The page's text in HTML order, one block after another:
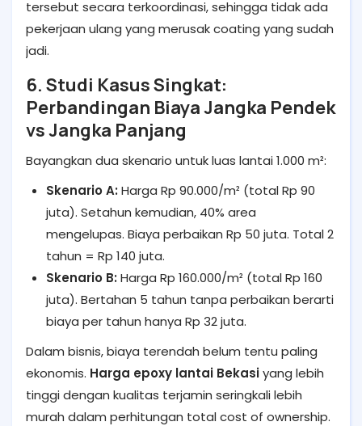
tersebut secara terkoordinasi, sehingga tidak ada
pekerjaan ulang yang merusak coating yang sudah
jadi.
6. Studi Kasus Singkat:
Perbandingan Biaya Jangka Pendek
vs Jangka Panjang
Bayangkan dua skenario untuk luas lantai 1.000 m²:
Skenario A: Harga Rp 90.000/m² (total Rp 90
juta). Setahun kemudian, 40% area
mengelupas. Biaya perbaikan Rp 50 juta. Total 2
tahun = Rp 140 juta.
Skenario B: Harga Rp 160.000/m² (total Rp 160
juta). Bertahan 5 tahun tanpa perbaikan berarti
biaya per tahun hanya Rp 32 juta.
Dalam bisnis, biaya terendah belum tentu paling
ekonomis. Harga epoxy lantai Bekasiyang lebih
tinggi dengan kualitas terjamin seringkali lebih
murah dalam perhitungan total cost of ownership.